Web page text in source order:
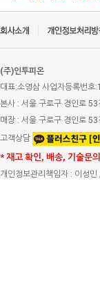
(주)인투피온
대표:소영삼 사업자등록번
본사 : 서울 구로구 경인로
매장 : 서울 구로구 경인로
고객상담
* 재고 확인, 배송, 기술문
개인정보관리책임자 : 이성